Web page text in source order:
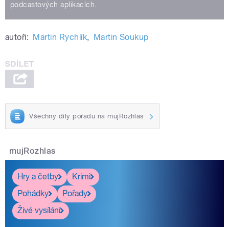
podcastových aplikacích.
autoři: Martin Rychlík, Martin Soukup
Všechny díly pořadu na mujRozhlas
mujRozhlas
Hry a četby
Krimi
Pohádky
Pořady
Živé vysílání